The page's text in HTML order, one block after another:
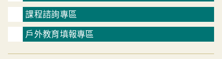
課程諮詢專區
戶外教育填報專區